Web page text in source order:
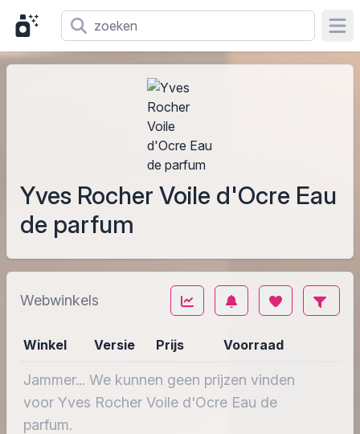
Yves Rocher Voile d'Ocre Eau
de parfum
Webwinkels
Winkel Versie Prijs Voorraad
Jammer... We kunnen geen prijzen vinden
voor Yves Rocher Voile d'Ocre Eau de
parfum.